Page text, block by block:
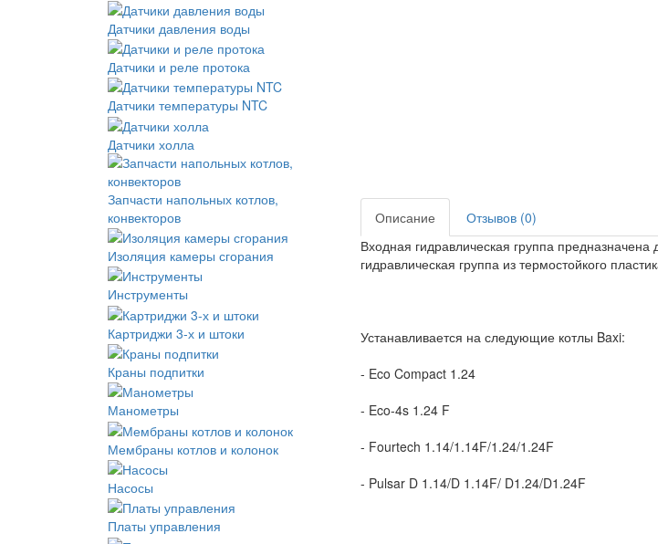
Датчики давления воды
Датчики и реле протока
Датчики температуры NTC
Датчики холла
Запчасти напольных котлов,
конвекторов
Изоляция камеры сгорания
Инструменты
Картриджи 3-х и штоки
Краны подпитки
Манометры
Мембраны котлов и колонок
Насосы
Платы управления
Описание
Отзывов (0)
Входная гидравлическая группа
гидравлическая группа из термостойкого
Устанавливается на следующие котлы Baxi:
- Eco Compact 1.24
- Eco-4s 1.24 F
- Fourtech 1.14/1.14F/1.24/1.24F
- Pulsar D 1.14/D 1.14F/ D1.24/D1.24F